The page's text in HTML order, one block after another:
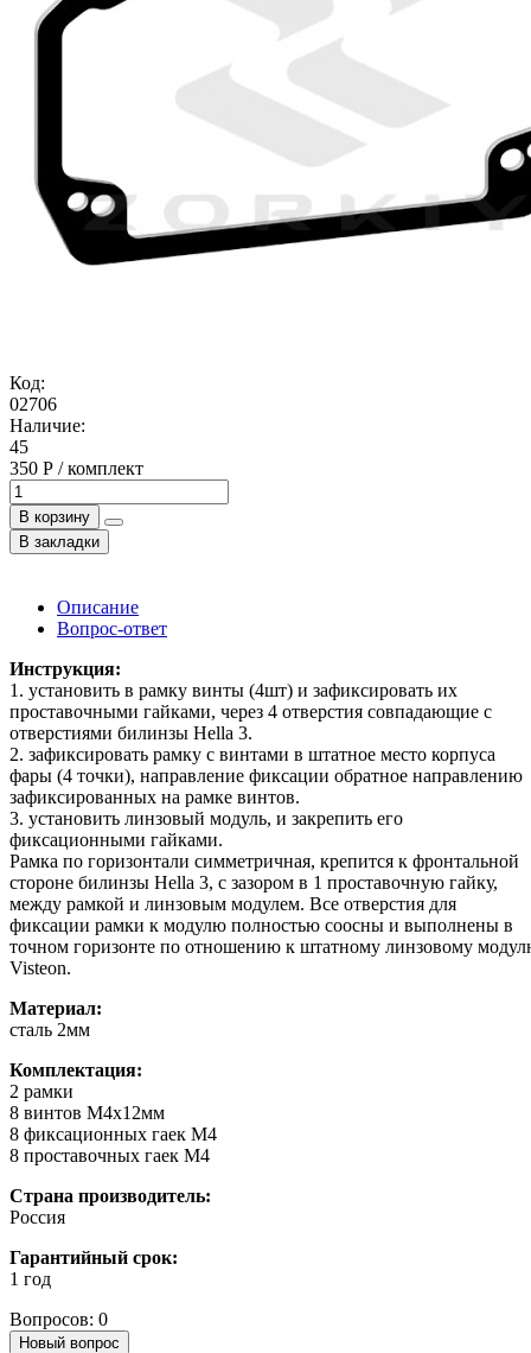
Код:
02706
Наличие:
45
350 Р / комплект
В корзину
В закладки
Описание
Вопрос-ответ
Инструкция:
1. установить в рамку винты (4шт) и зафиксировать их
проставочными гайками, через 4 отверстия совпадающие с
отверстиями билинзы Hella 3.
2. зафиксировать рамку с винтами в штатное место корпуса
фары (4 точки), направление фиксации обратное направлению
зафиксированных на рамке винтов.
3. установить линзовый модуль, и закрепить его
фиксационными гайками.
Рамка по горизонтали симметричная, крепится к фронтальной
стороне билинзы Hella 3, с зазором в 1 проставочную гайку,
между рамкой и линзовым модулем. Все отверстия для
фиксации рамки к модулю полностью соосны и выполнены в
точном горизонте по отношению к штатному линзовому
Visteon.
Материал:
сталь 2мм
Комплектация:
2 рамки
8 винтов M4x12мм
8 фиксационных гаек M4
8 проставочных гаек М4
Страна производитель:
Россия
Гарантийный срок:
1 год
Вопросов: 0
Новый вопрос